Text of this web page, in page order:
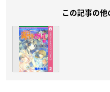
この記事の他